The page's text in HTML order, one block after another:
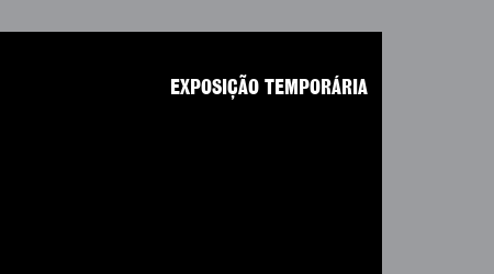
EXPOSIÇÃO TEMPORÁRIA